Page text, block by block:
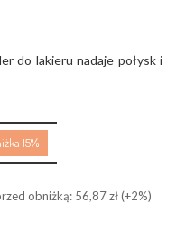
do lakieru nadaje połysk i
15%
obniżką: 56,87 zł(+2%)